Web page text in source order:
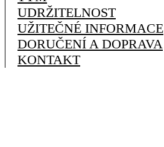
UDRŽITELNOST
UŽITEČNÉ INFORMACE
DORUČENÍ A DOPRAVA
KONTAKT